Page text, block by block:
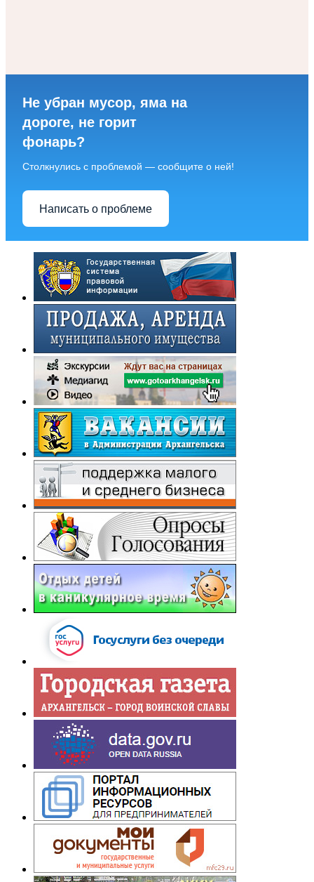
Не убран мусор, яма на
дороге, не горит
фонарь?
Столкнулись с проблемой — сообщите о ней!
Написать о проблеме